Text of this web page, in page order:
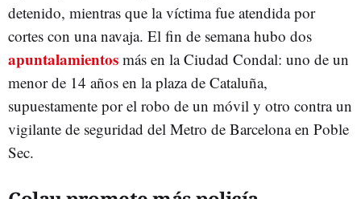
detenido, mientras que la víctima fue atendida por
cortes con una navaja. El fin de semana hubo dos
apuntalamientos más en la Ciudad Condal: uno de un
menor de 14 años en la plaza de Cataluña,
supuestamente por el robo de un móvil y otro contra un
vigilante de seguridad del Metro de Barcelona en Poble
Sec.